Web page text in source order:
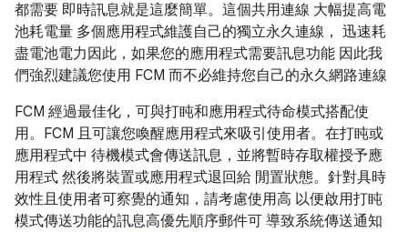
都需要 即時訊息就是這麼簡單。這個共用連線 大幅提高電
池耗電量 多個應用程式維護自己的獨立永久連線， 迅速耗
盡電池電力因此，如果您的應用程式需要訊息功能 因此我
們強烈建議您使用 FCM 而不必維持您自己的永久網路連線
FCM 經過最佳化，可與打盹和應用程式待命模式搭配使
用。FCM 且可讓您喚醒應用程式來吸引使用者。在打盹或
應用程式中 待機模式會傳送訊息，並將暫時存取權授予應
用程式 然後將裝置或應用程式退回給 閒置狀態。針對具時
效性且使用者可察覺的通知，請考慮使用高 以便啟用打盹
模式傳送功能的訊息高優先順序郵件可 導致系統傳送通知